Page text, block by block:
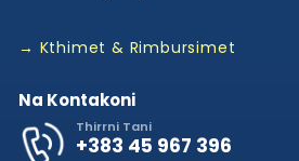
→ Kthimet & Rimbursimet
Na Kontakoni
Thirrni Tani
+383 45 967 396